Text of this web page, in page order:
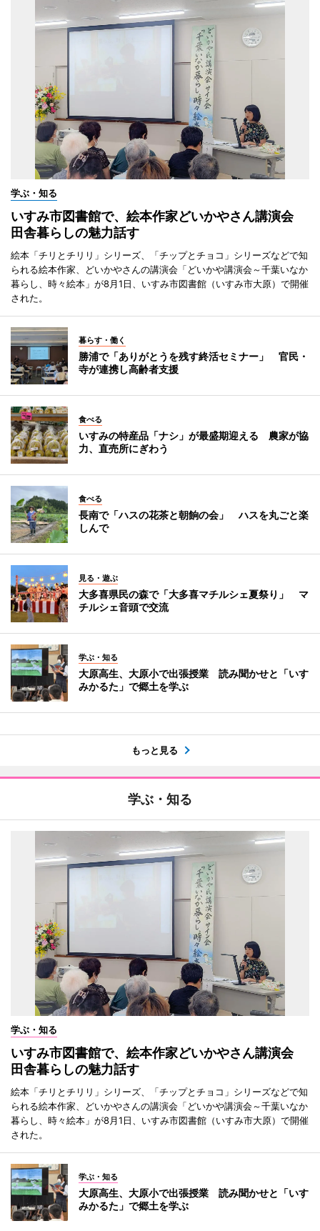
学ぶ・知る
いすみ市図書館で、絵本作家どいかやさん講演会
田舎暮らしの魅力話す
絵本「チリとチリリ」シリーズ、「チップとチョコ」シリーズなどで知
られる絵本作家、どいかやさんの講演会「どいかや講演会～千葉いなか
暮らし、時々絵本」が8月1日、いすみ市図書館（いすみ市大原）で開催
された。
暮らす・働く
勝浦で「ありがとうを残す終活セミナー」 官民・
寺が連携し高齢者支援
食べる
いすみの特産品「ナシ」が最盛期迎える 農家が協
力、直売所にぎわう
食べる
長南で「ハスの花茶と朝餉の会」 ハスを丸ごと楽
しんで
見る・遊ぶ
大多喜県民の森で「大多喜マチルシェ夏祭り」 マ
チルシェ音頭で交流
学ぶ・知る
大原高生、大原小で出張授業 読み聞かせと「いす
みかるた」で郷土を学ぶ
もっと見る
学ぶ・知る
学ぶ・知る
いすみ市図書館で、絵本作家どいかやさん講演会
田舎暮らしの魅力話す
絵本「チリとチリリ」シリーズ、「チップとチョコ」シリーズなどで知
られる絵本作家、どいかやさんの講演会「どいかや講演会～千葉いなか
暮らし、時々絵本」が8月1日、いすみ市図書館（いすみ市大原）で開催
された。
学ぶ・知る
大原高生、大原小で出張授業 読み聞かせと「いす
みかるた」で郷土を学ぶ